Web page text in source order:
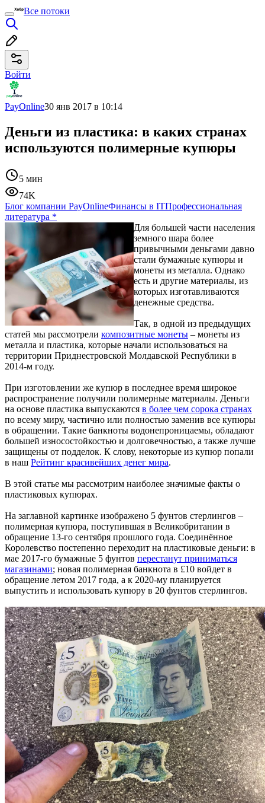
Все потоки
Войти
PayOnline30 янв 2017 в 10:14
Деньги из пластика: в каких странах
используются полимерные купюры
5 мин
74K
Блог компании PayOnlineФинансы в ITПрофессиональная
литература *
Для большей части населения
земного шара более
привычными деньгами давно
стали бумажные купюры и
монеты из металла. Однако
есть и другие материалы, из
которых изготавливаются
денежные средства.
Так, в одной из предыдущих
статей мы рассмотрели композитные монеты – монеты из
металла и пластика, которые начали использоваться на
территории Приднестровской Молдавской Республики в
2014-м году.
При изготовлении же купюр в последнее время широкое
распространение получили полимерные материалы. Деньги
на основе пластика выпускаются в более чем сорока странах
по всему миру, частично или полностью заменив все купюры
в обращении. Такие банкноты водонепроницаемы, обладают
большей износостойкостью и долговечностью, а также лучше
защищены от подделок. К слову, некоторые из купюр попали
в наш Рейтинг красивейших денег мира.
В этой статье мы рассмотрим наиболее значимые факты о
пластиковых купюрах.
На заглавной картинке изображено 5 фунтов стерлингов –
полимерная купюра, поступившая в Великобритании в
обращение 13-го сентября прошлого года. Соединённое
Королевство постепенно переходит на пластиковые деньги: в
мае 2017-го бумажные 5 фунтов перестанут приниматься
магазинами; новая полимерная банкнота в £10 войдет в
обращение летом 2017 года, а к 2020-му планируется
выпустить и использовать купюру в 20 фунтов стерлингов.